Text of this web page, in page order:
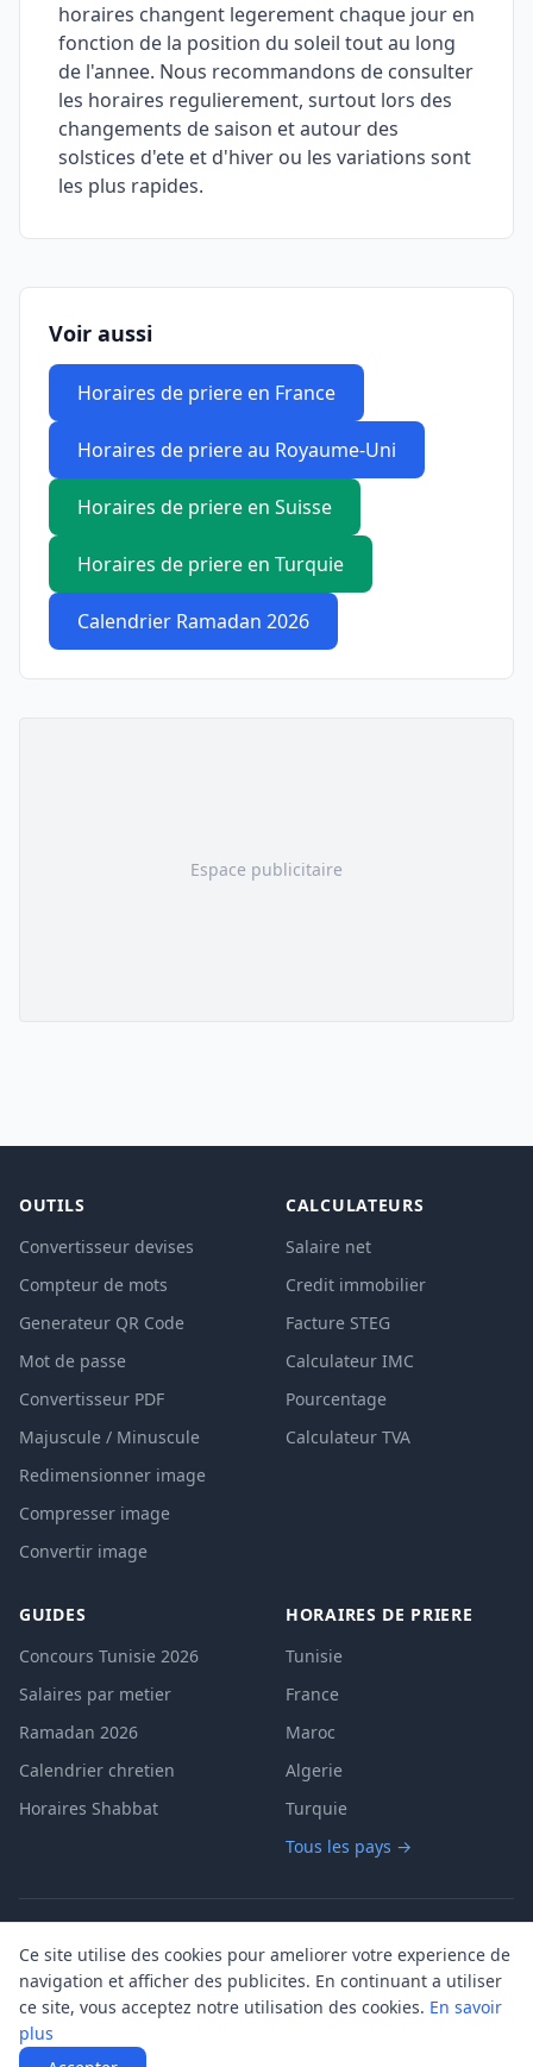
horaires changent legerement chaque jour en
fonction de la position du soleil tout au long
de l'annee. Nous recommandons de consulter
les horaires regulierement, surtout lors des
changements de saison et autour des
solstices d'ete et d'hiver ou les variations sont
les plus rapides.
Voir aussi
Horaires de priere en France
Horaires de priere au Royaume-Uni
Horaires de priere en Suisse
Horaires de priere en Turquie
Calendrier Ramadan 2026
Espace publicitaire
OUTILS
Convertisseur devises
Compteur de mots
Generateur QR Code
Mot de passe
Convertisseur PDF
Majuscule / Minuscule
Redimensionner image
Compresser image
Convertir image
CALCULATEURS
Salaire net
Credit immobilier
Facture STEG
Calculateur IMC
Pourcentage
Calculateur TVA
GUIDES
Concours Tunisie 2026
Salaires par metier
Ramadan 2026
Calendrier chretien
Horaires Shabbat
HORAIRES DE PRIERE
Tunisie
France
Maroc
Algerie
Turquie
Tous les pays →
|
Politique de confidentialite|Cookies CGU
©2026
Ce site utilise des cookies pour ameliorer votre experience de
navigation et afficher des publicites. En continuant a utiliser
ce site, vous acceptez notre utilisation des cookies. En savoir
plus